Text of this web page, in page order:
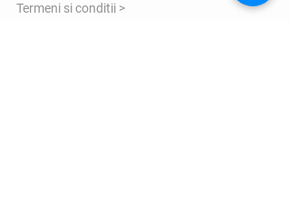
Termeni si conditii >